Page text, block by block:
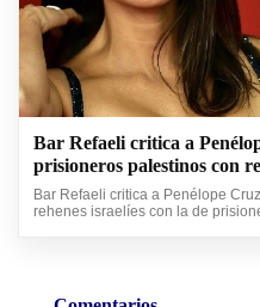
Bar Refaeli critica a
prisioneros palestinos con
Bar Refaeli critica a Penélope
rehenes israelíes con la de